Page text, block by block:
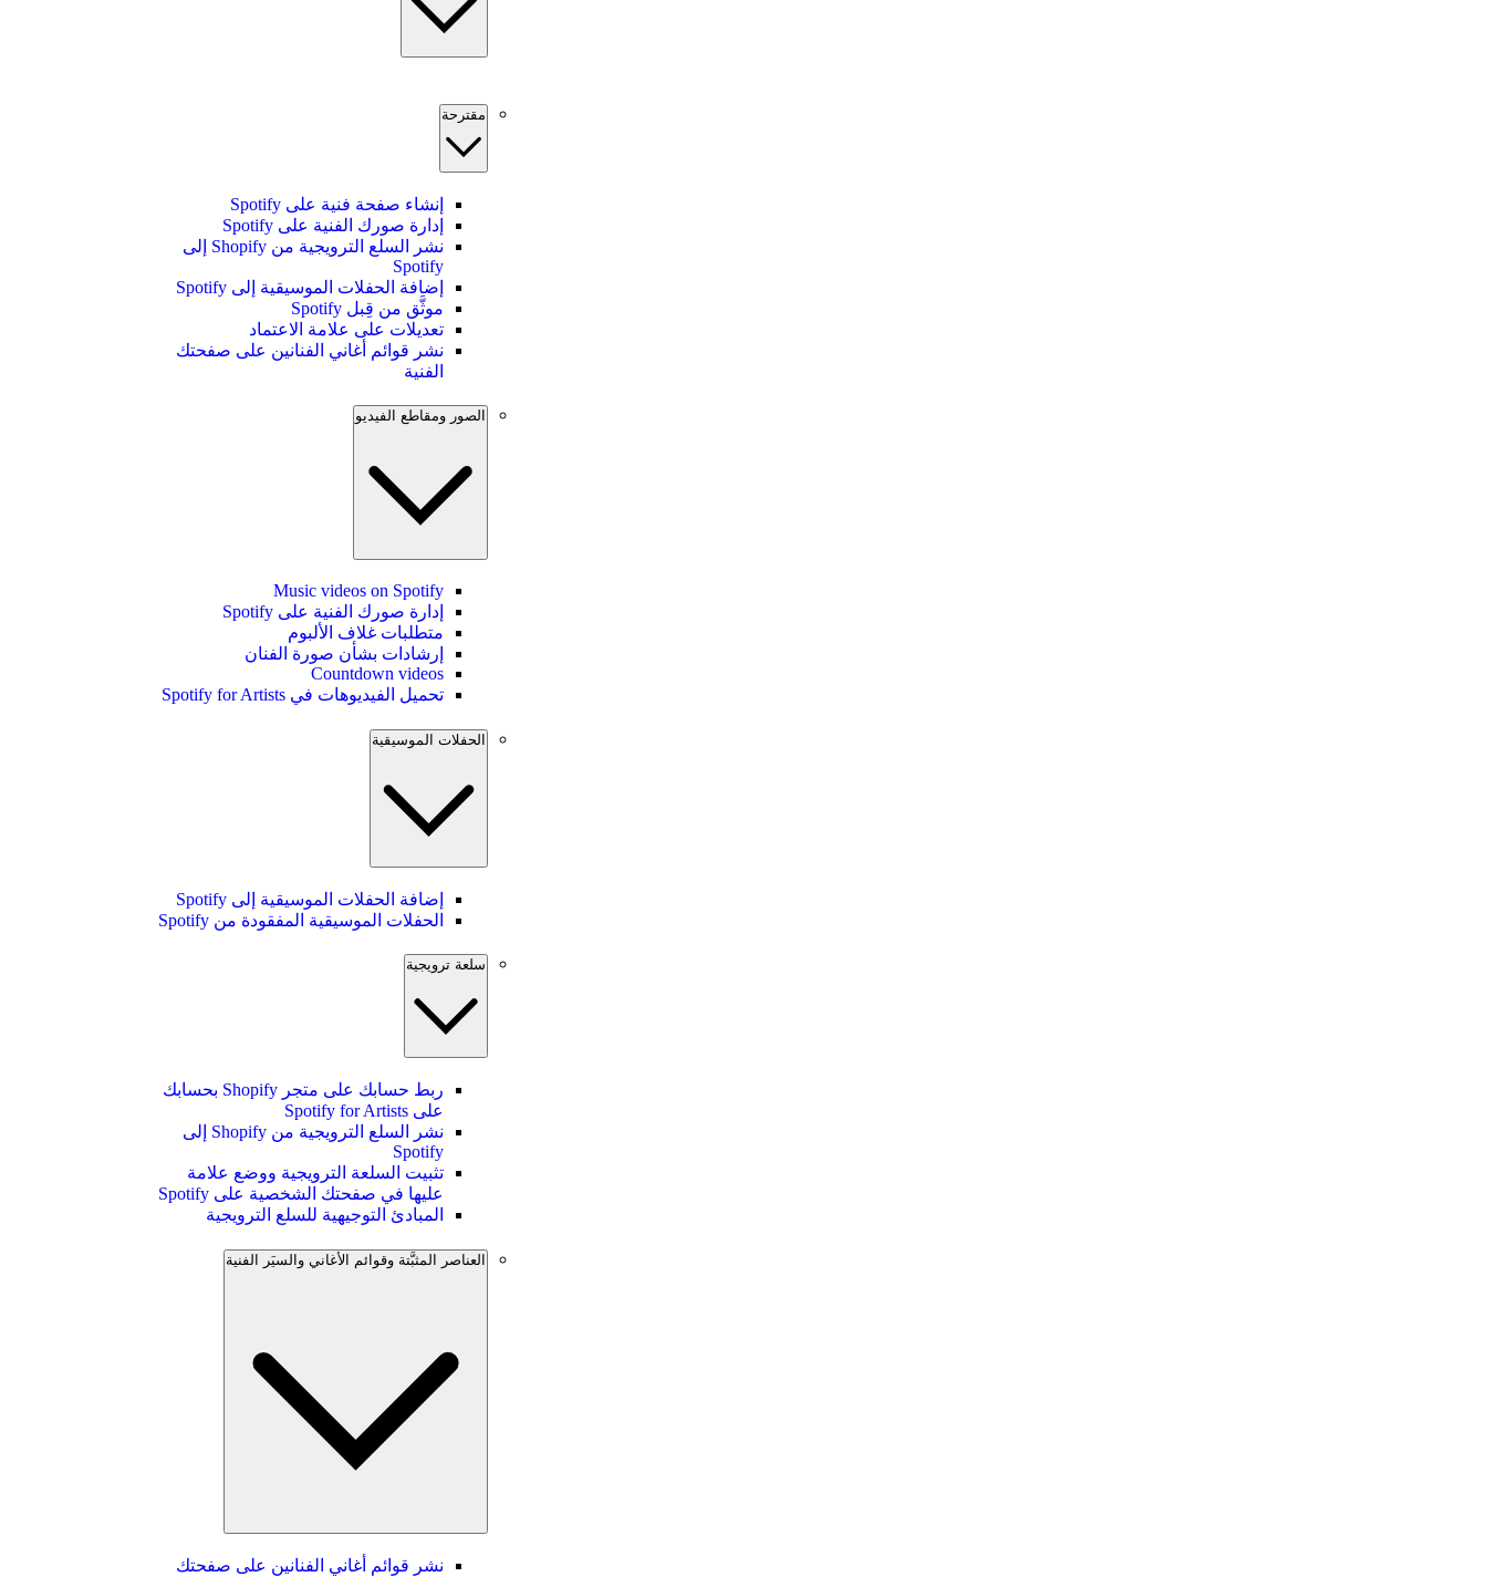
مقترحة
إنشاء صفحة فنية على Spotify
إدارة صورك الفنية على Spotify
نشر السلع الترويجية من Shopify إلى
Spotify
إضافة الحفلات الموسيقية إلى Spotify
موثَّق من قِبل Spotify
تعديلات على علامة الاعتماد
نشر قوائم أغاني الفنانين على صفحتك
الفنية
الصور ومقاطع الفيديو
Music videos on Spotify
إدارة صورك الفنية على Spotify
متطلبات غلاف الألبوم
إرشادات بشأن صورة الفنان
Countdown videos
تحميل الفيديوهات في Spotify for Artists
الحفلات الموسيقية
إضافة الحفلات الموسيقية إلى Spotify
الحفلات الموسيقية المفقودة من Spotify
سلعة ترويجية
ربط حسابك على متجر Shopify بحسابك
على Spotify for Artists
نشر السلع الترويجية من Shopify إلى
Spotify
تثبيت السلعة الترويجية ووضع علامة
عليها في صفحتك الشخصية على Spotify
المبادئ التوجيهية للسلع الترويجية
العناصر المثبَّتة وقوائم الأغاني والسيَر الفنية
نشر قوائم أغاني الفنانين على صفحتك